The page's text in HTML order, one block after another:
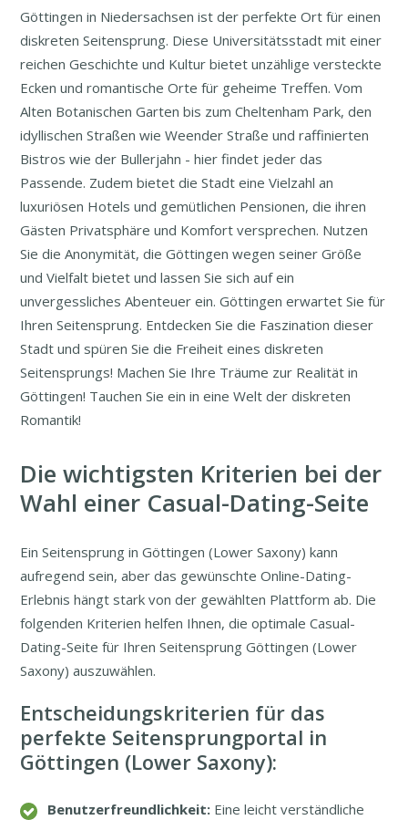
Göttingen in Niedersachsen ist der perfekte Ort für einen
diskreten Seitensprung. Diese Universitätsstadt mit einer
reichen Geschichte und Kultur bietet unzählige versteckte
Ecken und romantische Orte für geheime Treffen. Vom
Alten Botanischen Garten bis zum Cheltenham Park, den
idyllischen Straßen wie Weender Straße und raffinierten
Bistros wie der Bullerjahn - hier findet jeder das
Passende. Zudem bietet die Stadt eine Vielzahl an
luxuriösen Hotels und gemütlichen Pensionen, die ihren
Gästen Privatsphäre und Komfort versprechen. Nutzen
Sie die Anonymität, die Göttingen wegen seiner Größe
und Vielfalt bietet und lassen Sie sich auf ein
unvergessliches Abenteuer ein. Göttingen erwartet Sie für
Ihren Seitensprung. Entdecken Sie die Faszination dieser
Stadt und spüren Sie die Freiheit eines diskreten
Seitensprungs! Machen Sie Ihre Träume zur Realität in
Göttingen! Tauchen Sie ein in eine Welt der diskreten
Romantik!
Die wichtigsten Kriterien bei der
Wahl einer Casual-Dating-Seite
Ein Seitensprung in Göttingen (Lower Saxony) kann
aufregend sein, aber das gewünschte Online-Dating-
Erlebnis hängt stark von der gewählten Plattform ab. Die
folgenden Kriterien helfen Ihnen, die optimale Casual-
Dating-Seite für Ihren Seitensprung Göttingen (Lower
Saxony) auszuwählen.
Entscheidungskriterien für das
perfekte Seitensprungportal in
Göttingen (Lower Saxony):
Benutzerfreundlichkeit: Eine leicht verständliche